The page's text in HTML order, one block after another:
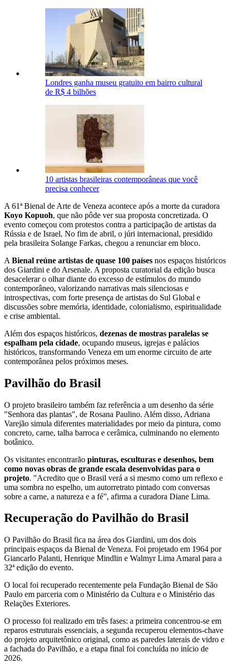
Londres ganha museu gratuito em bairro cultural
de R$ 4 bilhões
10 artistas brasileiras contemporâneas que você
precisa conhecer
A 61ª Bienal de Arte de Veneza acontece após a morte da curadora
Koyo Kopuoh, que não pôde ver sua proposta concretizada. O
evento começou com protestos contra a participação de artistas da
Rússia e de Israel. No fim de abril, o júri internacional, presidido
pela brasileira Solange Farkas, chegou a renunciar em bloco.
A Bienal reúne artistas de quase 100 países nos espaços históricos
dos Giardini e do Arsenale. A proposta curatorial da edição busca
desacelerar o olhar diante do excesso de estímulos do mundo
contemporâneo, valorizando narrativas mais silenciosas e
introspectivas, com forte presença de artistas do Sul Global e
discussões sobre memória, identidade, colonialismo, espiritualidade
e crise ambiental.
Além dos espaços históricos, dezenas de mostras paralelas se
espalham pela cidade, ocupando museus, igrejas e palácios
históricos, transformando Veneza em um enorme circuito de arte
contemporânea pelos próximos meses.
Pavilhão do Brasil
O projeto brasileiro também faz referência a um desenho da série
"Senhora das plantas", de Rosana Paulino. Além disso, Adriana
Varejão simula diferentes materialidades por meio da pintura, como
concreto, carne, talha barroca e cerâmica, culminando no elemento
botânico.
Os visitantes encontrarão pinturas, esculturas e desenhos, bem
como novas obras de grande escala desenvolvidas para o
projeto. "Acredito que o Brasil verá a si mesmo como um reflexo e
uma sombra no espelho, um autorretrato pintado com conversas
sobre a carne, a natureza e a fé”, afirma a curadora Diane Lima.
Recuperação do Pavilhão do Brasil
O Pavilhão do Brasil fica na área dos Giardini, um dos dois
principais espaços da Bienal de Veneza. Foi projetado em 1964 por
Giancarlo Palanti, Henrique Mindlin e Walmyr Lima Amaral para a
32ª edição do evento.
O local foi recuperado recentemente pela Fundação Bienal de São
Paulo em parceria com o Ministério da Cultura e o Ministério das
Relações Exteriores.
O processo foi realizado em três fases: a primeira concentrou-se em
reparos estruturais essenciais, a segunda recuperou elementos-chave
do projeto arquitetônico original, como as paredes laterais de vidro e
a fachada do Pavilhão, e a etapa final foi concluída no início de
2026.